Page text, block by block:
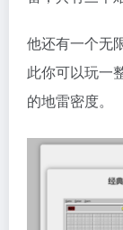
他还有一个无
此你可以玩一
的地雷密度。